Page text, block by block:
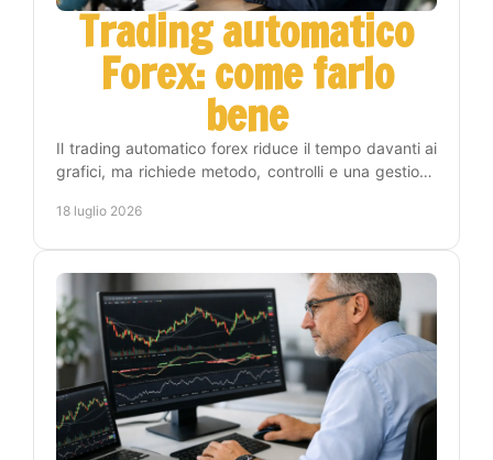
Trading automatico
Forex: come farlo
bene
Il trading automatico forex riduce il tempo davanti ai
grafici, ma richiede metodo, controlli e una gestione
18 luglio 2026